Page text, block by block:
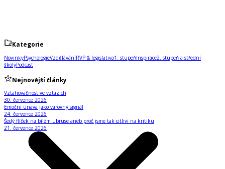
Kategorie
NovinkyPsychologieVzděláváníRVP & legislativa1. stupeňInspirace2. stupeň a střední
školyPodcast
Nejnovější články
Vztahovačnost ve vztazích
30. července 2026
Emoční únava jako varovný signál
24. července 2026
Šedý flíček na bílém ubruse aneb proč jsme tak citliví na kritiku
21. července 2026